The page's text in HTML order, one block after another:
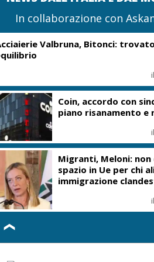
In collaborazione con
Valbruna, Bitonci:
Coin, accordo con
piano risanamento e
Migranti, Meloni: non
spazio in Ue per chi
immigrazione
❮